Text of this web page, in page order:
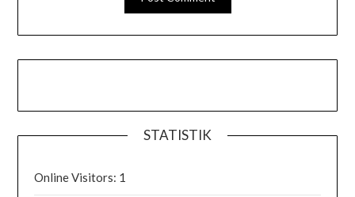
STATISTIK
Online Visitors: 1